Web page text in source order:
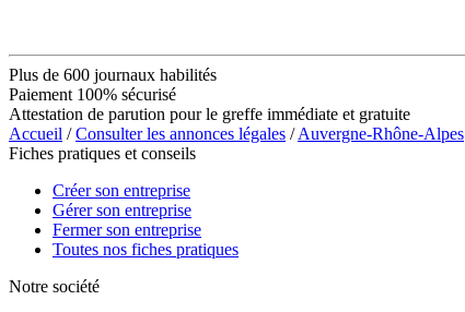
Plus de 600 journaux habilités
Paiement 100% sécurisé
Attestation de parution pour le greffe immédiate et gratuite
Accueil /Consulter les annonces légales /Auvergne-Rhône-Alpes
Fiches pratiques et conseils
Créer son entreprise
Gérer son entreprise
Fermer son entreprise
Toutes nos fiches pratiques
Notre société